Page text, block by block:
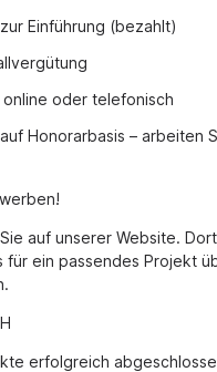
Einführung (bezahlt)
oder telefonisch
Honorarbasis – arbeiten
auf unserer Website.
für ein passendes Projekt
erfolgreich